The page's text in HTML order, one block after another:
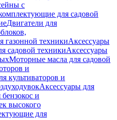
с
для садовой
Двигатели для
газонной техникиАксессуары
садовой техникиАксессуары
Моторные масла для садовой
и
культиваторов и
Аксессуары для
и
высокого
для